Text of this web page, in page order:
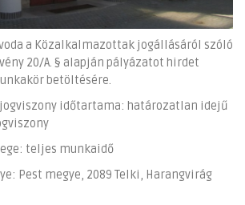
a Közalkalmazottak jogállásáról szóló
20/A. § alapján pályázatot hirdet
betöltésére.
időtartama: határozatlan idejű
teljes munkaidő
Pest megye, 2089 Telki, Harangvirág